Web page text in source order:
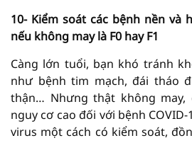
10- Kiểm soát các bệnh nền và
nếu không may là F0 hay F1
Càng lớn tuổi, bạn khó tránh
như bệnh tim mạch, đái tháo
thận… Nhưng thật không may,
nguy cơ cao đối với bệnh
virus một cách có kiểm soát,